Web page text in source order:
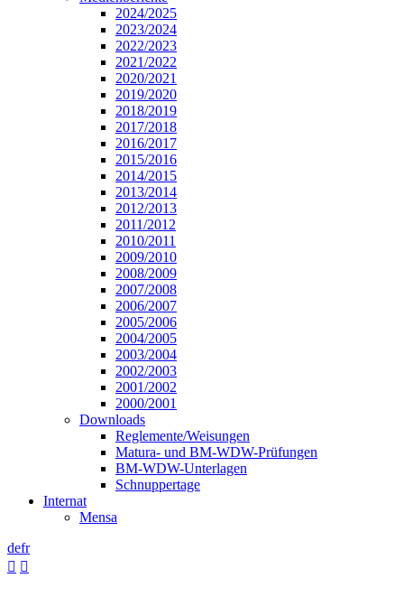
2024/2025
2023/2024
2022/2023
2021/2022
2020/2021
2019/2020
2018/2019
2017/2018
2016/2017
2015/2016
2014/2015
2013/2014
2012/2013
2011/2012
2010/2011
2009/2010
2008/2009
2007/2008
2006/2007
2005/2006
2004/2005
2003/2004
2002/2003
2001/2002
2000/2001
Downloads
Reglemente/Weisungen
Matura- und BM-WDW-Prüfungen
BM-WDW-Unterlagen
Schnuppertage
Internat
Mensa
defr
 